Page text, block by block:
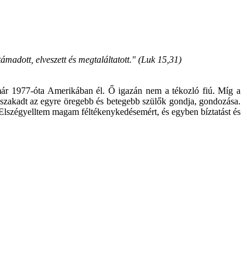
elveszett és megtaláltatott." (Luk 15,31)
1977-óta Amerikában él. Ő igazán nem a tékozló fiú. Míg a
az egyre öregebb és betegebb szülők gondja, gondozása.
magam féltékenykedésemért, és egyben bíztatást és